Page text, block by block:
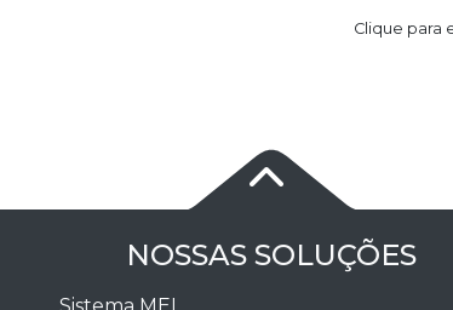
Clique para
NOSSAS SOLUÇÕES